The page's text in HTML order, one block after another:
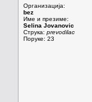
Организација:
bez
Име и презиме:
Selina Jovanovic
Струка: prevodilac
Поруке: 23